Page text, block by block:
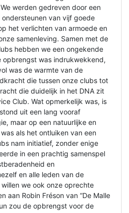
werden gedreven door een
van vijf goede
het verlichten van armoede en
samenleving. Samen met de
hebben we een ongekende
opbrengst was indrukwekkend,
was de warmte van de
die tussen onze clubs tot
die duidelijk in het DNA zit
Club. Wat opmerkelijk was, is
uit een lang vooraf
maar op een natuurlijke en
als het ontluiken van een
nam initiatief, zonder enige
in een prachtig samenspel
en
en alle leden van de
we ook onze oprechte
aan Robin Fréson van “De Malle
zou de opbrengst voor de